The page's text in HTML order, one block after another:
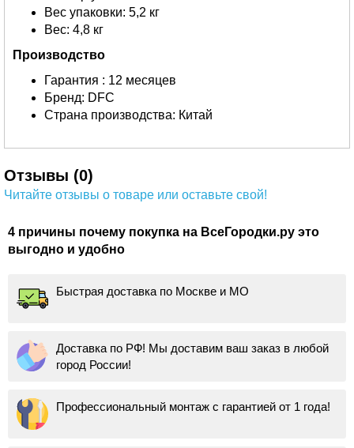
Вес упаковки: 5,2 кг
Вес: 4,8 кг
Производство
Гарантия : 12 месяцев
Бренд: DFC
Страна производства: Китай
Отзывы (0)
Читайте отзывы о товаре или оставьте свой!
4 причины почему покупка на ВсеГородки.ру это
выгодно и удобно
Быстрая доставка по Москве и МО
Доставка по РФ! Мы доставим ваш заказ в любой
город России!
Профессиональный монтаж с гарантией от 1 года!